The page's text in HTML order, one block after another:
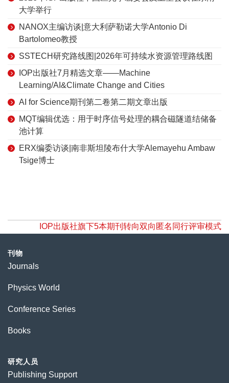
大学举行
NANOX主编访谈|意大利萨勒诺大学Antonio Di
Bartolomeo教授
SSTECH研究路线图|2026年可持续水资源管理路线图
IOP出版社7月精选文章——Machine
Learning/AI&Climate Change and Cities
AI for Science期刊第二卷第二期文章出版
MQT编辑优选：用于时序信号处理的耦合磁隧道结储备
池计算
ERX编委访谈|南非斯坦陵布什大学Alemayehu Ambaw
Tsige博士
IOP出版社旗下5本期刊转向双向匿名同行评审模式
刊物
Journals
Physics World
Conference Series
Books
研究人员
Publishing Support